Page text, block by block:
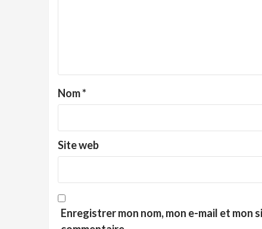
Nom*
Site web
Enregistrer mon nom, mon e-mail et mon